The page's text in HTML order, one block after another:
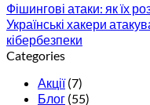
Фішингові атаки: як їх
Українські хакери
кібербезпеки
Categories
Акції(7)
Блог (55)